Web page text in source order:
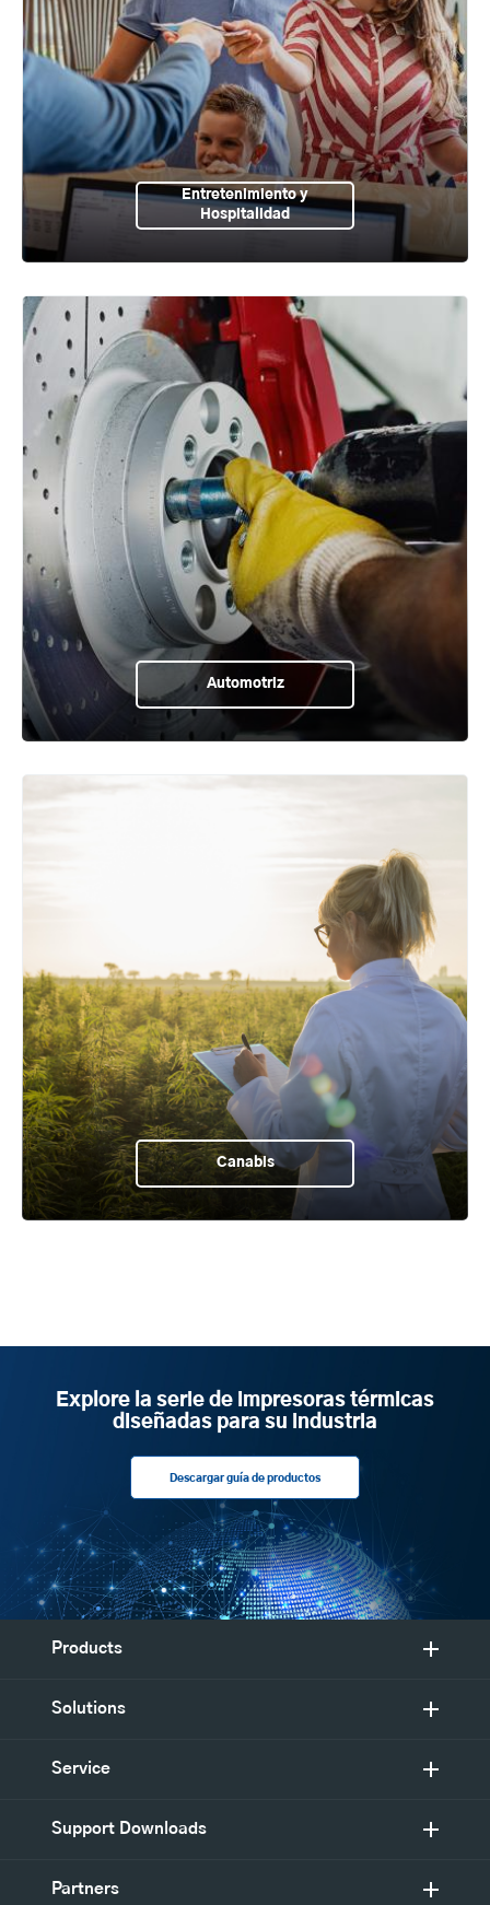
Entretenimiento y
Hospitalidad
Automotriz
Canabis
Explore la serie de impresoras térmicas
diseñadas para su industria
Descargar guía de productos
Products
Solutions
Service
Support Downloads
Partners